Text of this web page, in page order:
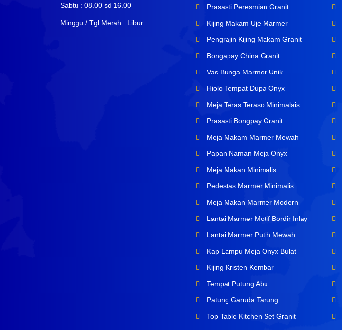
Sabtu : 08.00 sd 16.00
Minggu / Tgl Merah : Libur
Prasasti Peresmian Granit
Kijing Makam Uje Marmer
Pengrajin Kijing Makam Granit
Bongapay China Granit
Vas Bunga Marmer Unik
Hiolo Tempat Dupa Onyx
Meja Teras Teraso Minimalais
Prasasti Bongpay Granit
Meja Makam Marmer Mewah
Papan Naman Meja Onyx
Meja Makan Minimalis
Pedestas Marmer Minimalis
Meja Makan Marmer Modern
Lantai Marmer Motif Bordir Inlay
Lantai Marmer Putih Mewah
Kap Lampu Meja Onyx Bulat
Kijing Kristen Kembar
Tempat Putung Abu
Patung Garuda Tarung
Top Table Kitchen Set Granit